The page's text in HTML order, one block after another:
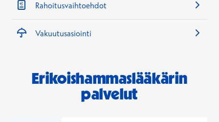
Rahoitusvaihtoehdot
Vakuutusasiointi
Erikoishammaslääkärin
palvelut